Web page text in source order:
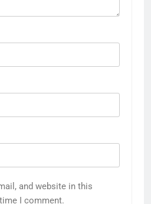
and website in this
I comment.
की नगरी अयोध्या में आने वाले भक्तों
करेगा लक्ष्मण द्वार